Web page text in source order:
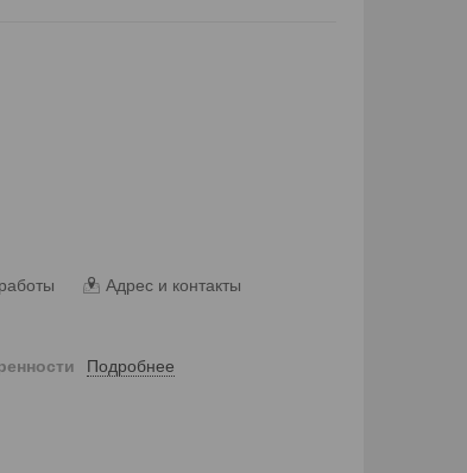
Адрес и контакты
Подробнее